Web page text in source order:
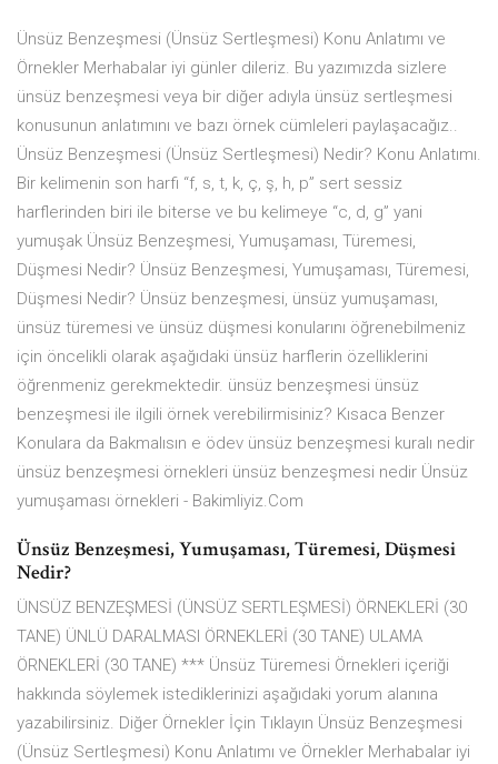
Ünsüz Benzeşmesi (Ünsüz Sertleşmesi) Konu Anlatımı ve
Örnekler Merhabalar iyi günler dileriz. Bu yazımızda sizlere
ünsüz benzeşmesi veya bir diğer adıyla ünsüz sertleşmesi
konusunun anlatımını ve bazı örnek cümleleri paylaşacağız..
Ünsüz Benzeşmesi (Ünsüz Sertleşmesi) Nedir? Konu Anlatımı.
Bir kelimenin son harfi “f, s, t, k, ç, ş, h, p” sert sessiz
harflerinden biri ile biterse ve bu kelimeye “c, d, g” yani
yumuşak Ünsüz Benzeşmesi, Yumuşaması, Türemesi,
Düşmesi Nedir? Ünsüz Benzeşmesi, Yumuşaması, Türemesi,
Düşmesi Nedir? Ünsüz benzeşmesi, ünsüz yumuşaması,
ünsüz türemesi ve ünsüz düşmesi konularını öğrenebilmeniz
için öncelikli olarak aşağıdaki ünsüz harflerin özelliklerini
öğrenmeniz gerekmektedir. ünsüz benzeşmesi ünsüz
benzeşmesi ile ilgili örnek verebilirmisiniz? Kısaca Benzer
Konulara da Bakmalısın e ödev ünsüz benzeşmesi kuralı nedir
ünsüz benzeşmesi örnekleri ünsüz benzeşmesi nedir Ünsüz
yumuşaması örnekleri - Bakimliyiz.Com
Ünsüz Benzeşmesi, Yumuşaması, Türemesi, Düşmesi
Nedir?
ÜNSÜZ BENZEŞMESİ (ÜNSÜZ SERTLEŞMESİ) ÖRNEKLERİ (30
TANE) ÜNLÜ DARALMASI ÖRNEKLERİ (30 TANE) ULAMA
ÖRNEKLERİ (30 TANE) *** Ünsüz Türemesi Örnekleri içeriği
hakkında söylemek istediklerinizi aşağıdaki yorum alanına
yazabilirsiniz. Diğer Örnekler İçin Tıklayın Ünsüz Benzeşmesi
(Ünsüz Sertleşmesi) Konu Anlatımı ve Örnekler Merhabalar iyi